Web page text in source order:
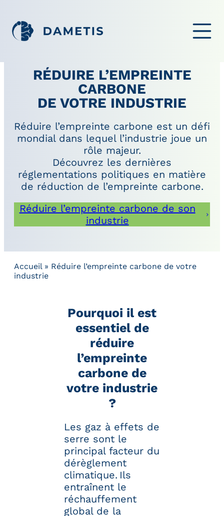
OUVRIR LE
RÉDUIRE L’EMPREINTE
CARBONE
DE VOTRE INDUSTRIE
Réduire l’empreinte carbone est un défi
mondial dans lequel l’industrie joue un
rôle majeur.
Découvrez les dernières
réglementations politiques en matière
de réduction de l’empreinte carbone.
Réduire l’empreinte carbone de son
industrie
Accueil» Réduire l’empreinte carbone de votre
industrie
Pourquoi il est
essentiel de
réduire
l’empreinte
carbone de
votre industrie
?
Les gaz à effets de
serre sont le
principal facteur du
dérèglement
climatique. Ils
entraînent le
réchauffement
global de la